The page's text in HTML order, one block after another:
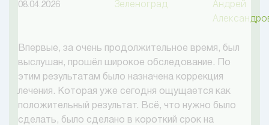
08.04.2026
Зеленоград
Андрей
Впервые, за очень продолжительное время, был
выслушан, прошёл широкое обследование. По
этим результатам было назначена коррекция
лечения. Которая уже сегодня ощущается как
положительный результат. Всё, что нужно было
сделать, было сделано в короткий срок на